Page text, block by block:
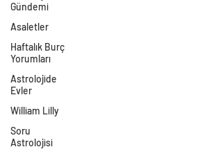
Gündemi
Asaletler
Haftalık Burç
Yorumları
Astrolojide
Evler
William Lilly
Soru
Astrolojisi